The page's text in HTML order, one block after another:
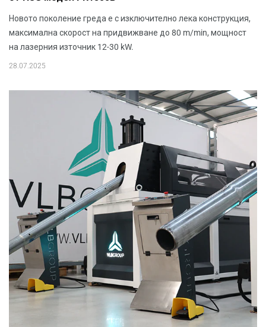
Новото поколение греда е с изключително лека конструкция,
максимална скорост на придвижване до 80 m/min, мощност
на лазерния източник 12-30 kW.
28.07.2025